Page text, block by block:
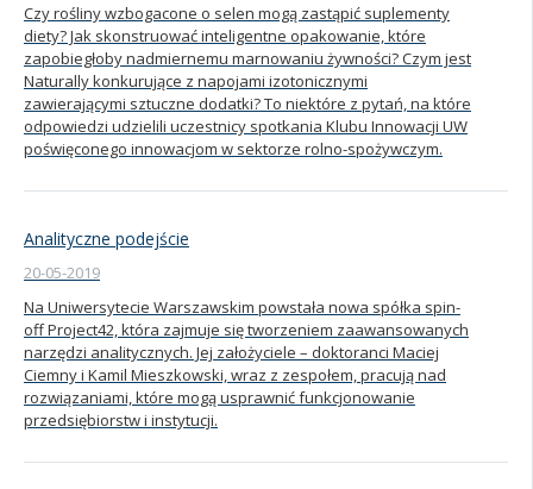
Czy rośliny wzbogacone o selen mogą zastąpić suplementy
diety? Jak skonstruować inteligentne opakowanie, które
zapobiegłoby nadmiernemu marnowaniu żywności? Czym jest
Naturally konkurujące z napojami izotonicznymi
zawierającymi sztuczne dodatki? To niektóre z pytań, na które
odpowiedzi udzielili uczestnicy spotkania Klubu Innowacji UW
poświęconego innowacjom w sektorze rolno-spożywczym.
Analityczne podejście
20-05-2019
Na Uniwersytecie Warszawskim powstała nowa spółka spin-
off Project42, która zajmuje się tworzeniem zaawansowanych
narzędzi analitycznych. Jej założyciele – doktoranci Maciej
Ciemny i Kamil Mieszkowski, wraz z zespołem, pracują nad
rozwiązaniami, które mogą usprawnić funkcjonowanie
przedsiębiorstw i instytucji.